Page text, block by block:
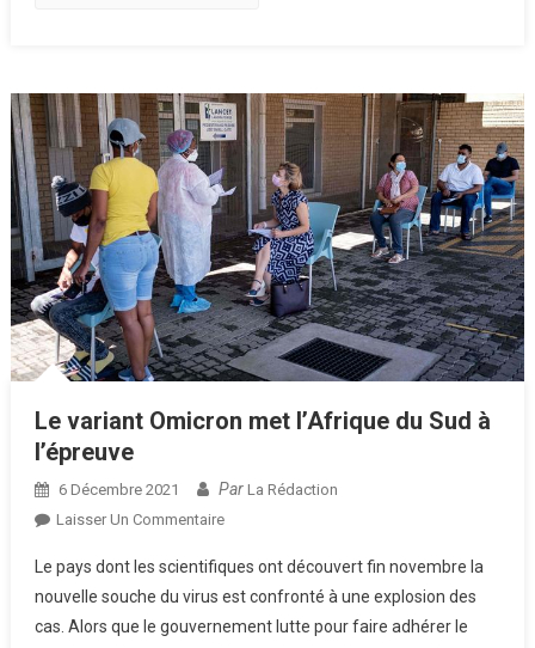
Le variant Omicron met l’Afrique du Sud à
l’épreuve
6 Décembre 2021 Par La Rédaction
Laisser Un CommentaireSur
Variant
Omicron
Met
Le pays dont les scientifiques ont découvert fin novembre la
nouvelle souche du virus est confronté à une explosion des
cas. Alors que le gouvernement lutte pour faire adhérer le